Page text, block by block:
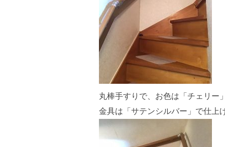
丸棒手すりで、お色は「チェリー」
金具は「サテンシルバー」で仕上